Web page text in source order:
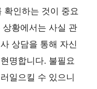
확인하는 것이 중요
황에서는 사실 관
상담을 통해 자신
명합니다. 불필요
일으킬 수 있으니